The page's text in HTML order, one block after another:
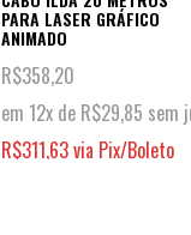
PARA LASER GRÁFICO
ANIMADO
R$358,20
em 12x de R$29,85 sem
R$311,63via Pix/Boleto